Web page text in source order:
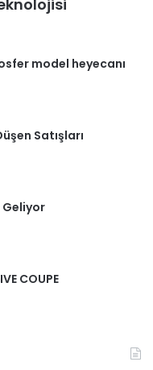
model heyecanı
Satışları
Geliyor
COUPE